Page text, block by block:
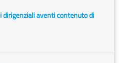
dirigenziali aventi contenuto di